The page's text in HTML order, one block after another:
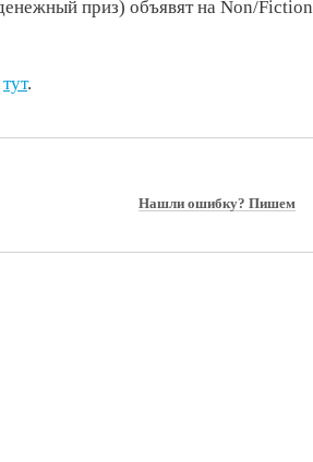
приз) объявят на Non/Fiction
тут.
Нашли ошибку? Пишем